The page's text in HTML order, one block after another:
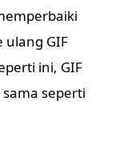
ulang GIF
ini, GIF
seperti